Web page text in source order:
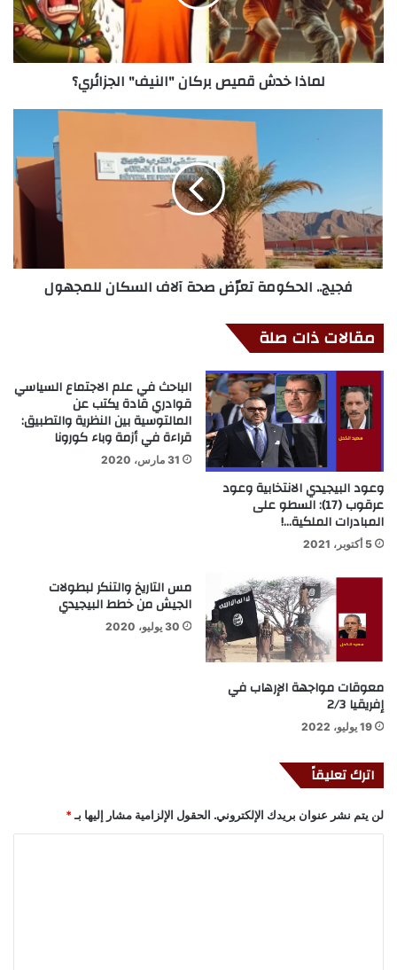
لماذا خدش قميص بركان "النيف" الجزائري؟
فجيج.. الحكومة تعرّض صحة آلاف السكان للمجهول
مقالات ذات صلة
وعود البيجيدي الانتخابية وعود
عرقوب (17): السطو على
المبادرات الملكية…!
5 أكتوبر، 2021
الباحث في علم الاجتماع السياسي
قوادري قادة يكتب عن
المالتوسية بين النظرية والتطبيق:
قراءة في أزمة وباء كورونا
31 مارس، 2020
معوقات مواجهة الإرهاب في
إفريقيا 2/3
19 يوليو، 2022
مس التاريخ والتنكر لبطولات
الجيش من خطط البيجيدي
30 يوليو، 2020
اترك تعليقاً
لن يتم نشر عنوان بريدك الإلكتروني. الحقول الإلزامية مشار إليها بـ *